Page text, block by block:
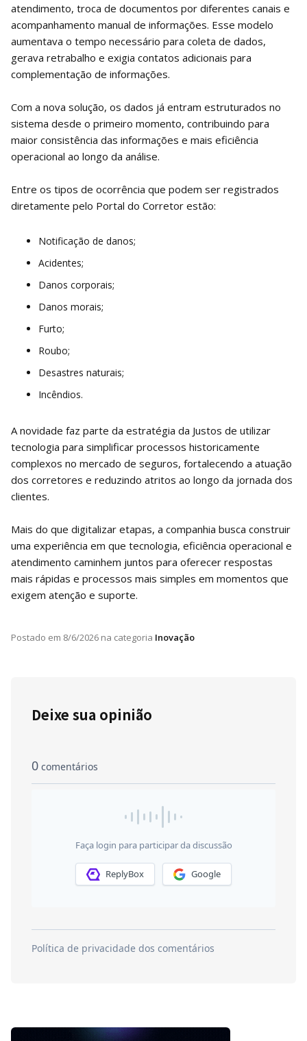
atendimento, troca de documentos por diferentes canais e
acompanhamento manual de informações. Esse modelo
aumentava o tempo necessário para coleta de dados,
gerava retrabalho e exigia contatos adicionais para
complementação de informações.
Com a nova solução, os dados já entram estruturados no
sistema desde o primeiro momento, contribuindo para
maior consistência das informações e mais eficiência
operacional ao longo da análise.
Entre os tipos de ocorrência que podem ser registrados
diretamente pelo Portal do Corretor estão:
Notificação de danos;
Acidentes;
Danos corporais;
Danos morais;
Furto;
Roubo;
Desastres naturais;
Incêndios.
A novidade faz parte da estratégia da Justos de utilizar
tecnologia para simplificar processos historicamente
complexos no mercado de seguros, fortalecendo a atuação
dos corretores e reduzindo atritos ao longo da jornada dos
clientes.
Mais do que digitalizar etapas, a companhia busca construir
uma experiência em que tecnologia, eficiência operacional e
atendimento caminhem juntos para oferecer respostas
mais rápidas e processos mais simples em momentos que
exigem atenção e suporte.
Postado em 8/6/2026 na categoria Inovação
Deixe sua opinião